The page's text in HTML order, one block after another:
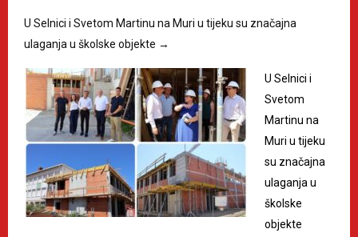
U Selnici i Svetom Martinu na Muri u tijeku su značajna
ulaganja u školske objekte →
U Selnici i
Svetom
Martinu na
Muri u tijeku
su značajna
ulaganja u
školske
objekte